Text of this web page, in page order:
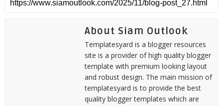
About Siam Outlook
Templatesyard is a blogger resources
site is a provider of high quality blogger
template with premium looking layout
and robust design. The main mission of
templatesyard is to provide the best
quality blogger templates which are